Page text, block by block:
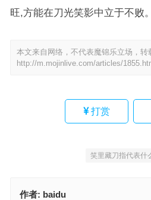
旺,方能在刀光笑影中立于不败。
本文来自网络，不代表魔锦乐立场，转
http://m.mojinlive.com/articles/
打赏
笑里藏刀指代表什
作者: baidu